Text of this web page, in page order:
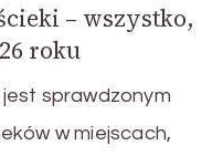
– wszystko,
roku
sprawdzonym
w miejscach,